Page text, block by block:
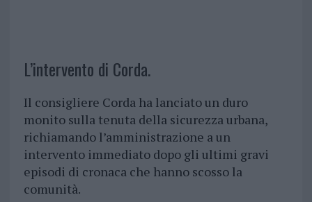
L’intervento di Corda.
Il consigliere Corda ha lanciato un duro
monito sulla tenuta della sicurezza urbana,
richiamando l’amministrazione a un
intervento immediato dopo gli ultimi gravi
episodi di cronaca che hanno scosso la
comunità.